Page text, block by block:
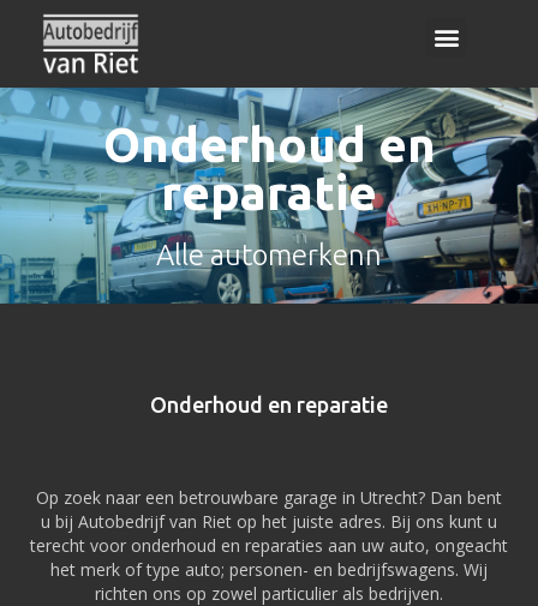
Onderhoud en
reparatie
Alle automerkenn
Onderhoud en reparatie
Op zoek naar een betrouwbare garage in Utrecht? Dan bent
u bij Autobedrijf van Riet op het juiste adres. Bij ons kunt u
terecht voor onderhoud en reparaties aan uw auto, ongeacht
het merk of type auto; personen- en bedrijfswagens. Wij
richten ons op zowel particulier als bedrijven.